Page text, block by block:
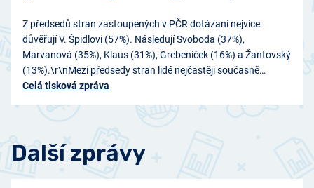
Z předsedů stran zastoupených v PČR dotázaní nejvíce
důvěřují V. Špidlovi (57%). Následují Svoboda (37%),
Marvanová (35%), Klaus (31%), Grebeníček (16%) a Žantovský
(13%).\r\nMezi předsedy stran lidé nejčastěji současně…
Celá tisková zpráva
Další zprávy